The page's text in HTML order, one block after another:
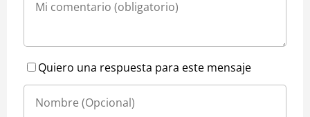
Quiero una respuesta para este mensaje